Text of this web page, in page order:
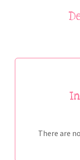
There are